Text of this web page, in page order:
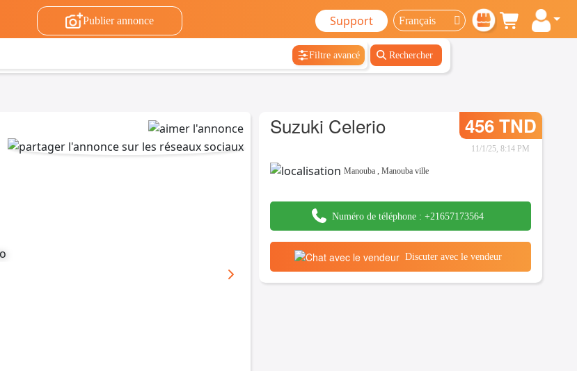
Publier annonce Support
Filtre avancé Rechercher
Suzuki Celerio 456 TND
11/1/25, 8:14 PM
Manouba ,Manouba ville
Numéro de téléphone :+21657173564
Discuter avec le vendeur